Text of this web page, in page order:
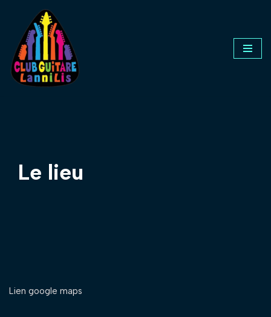
Aller
au
contenu
Le lieu
Lien google maps